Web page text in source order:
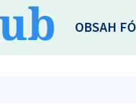
OBSAH